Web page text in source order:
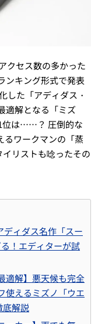
クセス数の多かった
ンキング形式で発表
した「アディダス・
適解となる「ミズ
位は……？ 圧倒的な
るワークマンの「蒸
リストも唸ったその
ィダス名作「スー
！エディターが試
解】悪天候も完全
使えるミズノ「ウエ
底解説